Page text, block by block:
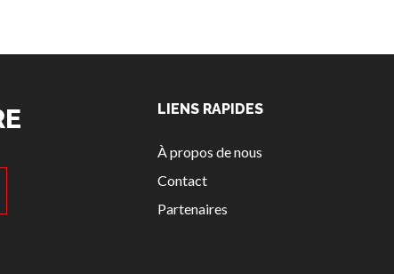
Compléments
d’assurance
LIENS RAPIDES
À propos de nous
Contact
Partenaires